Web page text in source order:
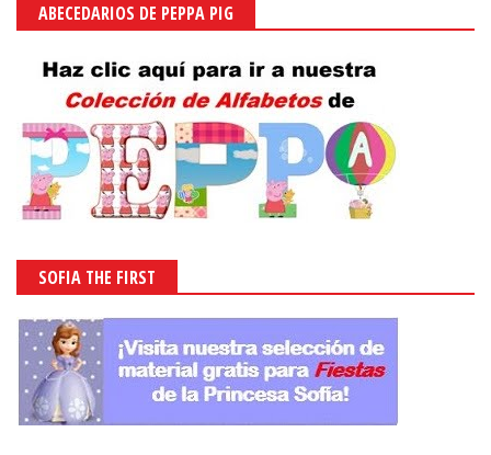
ABECEDARIOS DE PEPPA PIG
SOFIA THE FIRST